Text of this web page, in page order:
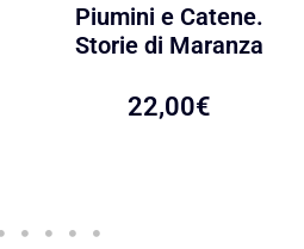
Piumini e Catene.
Storie di Maranza
22,00€